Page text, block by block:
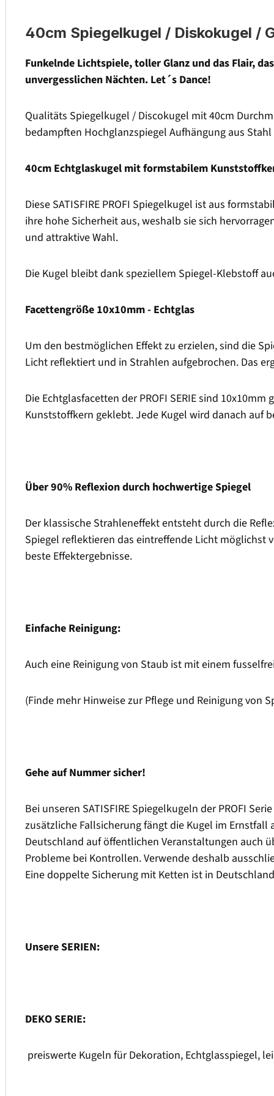
40cm Spiegelkugel / Diskokugel /
Funkelnde Lichtspiele, toller Glanz und das Flair,
unvergesslichen Nächten. Let´s Dance!
Qualitäts Spiegelkugel / Discokugel mit 40cm
bedampften Hochglanzspiegel Aufhängung aus
40cm Echtglaskugel mit formstabilem
Diese SATISFIRE PROFI Spiegelkugel ist aus
ihre hohe Sicherheit aus, weshalb sie sich
und attraktive Wahl.
Die Kugel bleibt dank speziellem Spiegel-Klebstoff
Facettengröße 10x10mm - Echtglas
Um den bestmöglichen Effekt zu erzielen, sind die
Licht reflektiert und in Strahlen aufgebrochen. Das
Die Echtglasfacetten der PROFI SERIE sind
Kunststoffkern geklebt. Jede Kugel wird danach auf
Über 90% Reflexion durch hochwertige Spiegel
Der klassische Strahleneffekt entsteht durch die
Spiegel reflektieren das eintreffende Licht möglichst
beste Effektergebnisse.
Einfache Reinigung:
Auch eine Reinigung von Staub ist mit einem
(Finde mehr Hinweise zur Pflege und Reinigung von
Gehe auf Nummer sicher!
Bei unseren SATISFIRE Spiegelkugeln der PROFI
zusätzliche Fallsicherung fängt die Kugel im
Deutschland auf öffentlichen Veranstaltungen auch
Probleme bei Kontrollen. Verwende deshalb
Eine doppelte Sicherung mit Ketten ist in
Unsere SERIEN:
DEKO SERIE:
preiswerte Kugeln für Dekoration, Echtglasspiegel,